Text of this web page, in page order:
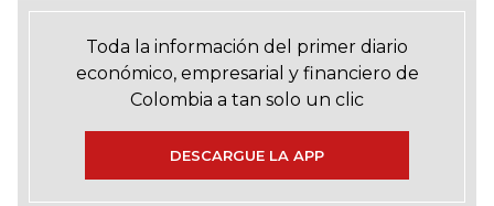
Toda la información del primer diario
económico, empresarial y financiero de
Colombia a tan solo un clic
DESCARGUE LA APP